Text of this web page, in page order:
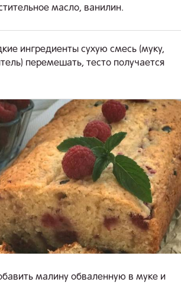
масло, ванилин.
ингредиенты сухую смесь (муку,
перемешать, тесто получается
малину обваленную в муке и